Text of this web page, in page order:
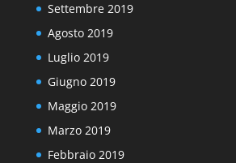
Settembre 2019
Agosto 2019
Luglio 2019
Giugno 2019
Maggio 2019
Marzo 2019
Febbraio 2019